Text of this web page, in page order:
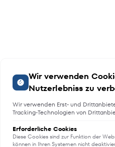
Wir verwenden
Nutzerlebniss zu
Wir verwenden Erst- und
Tracking-Technologien von
Sie anzupassen, Analysen
Werbung über unsere Websites,
Internet und über Social-Media-
Erforderliche Cookies
Diese Cookies sind zur Funktion der
können in Ihren Systemen nicht
Angebote,